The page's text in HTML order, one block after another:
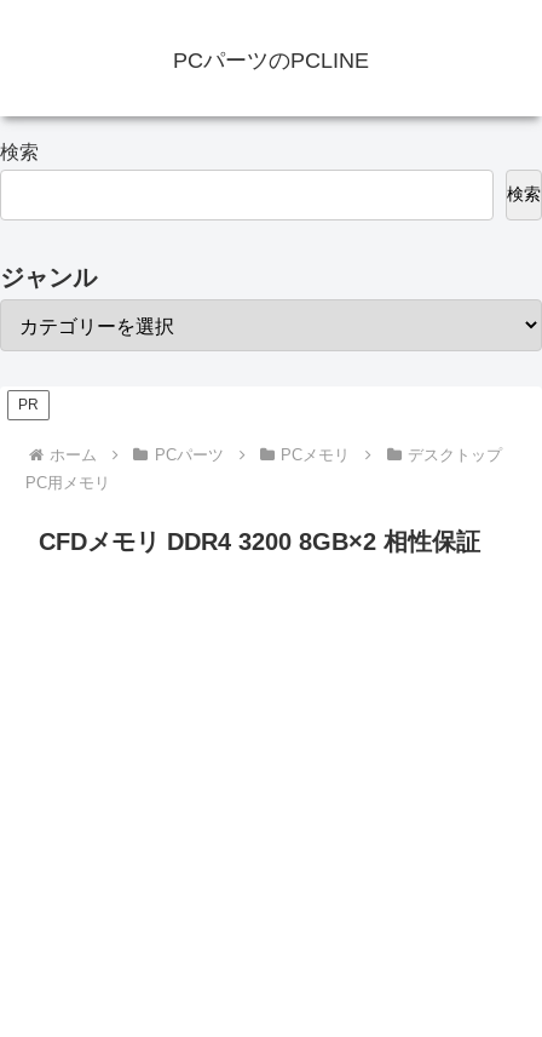
PCパーツのPCLINE
検索
検索
ジャンル
PR
ホーム PCパーツ PCメモリ
デスクトップ
PC用メモリ
CFDメモリ DDR4 3200 8GB×2 相性保証